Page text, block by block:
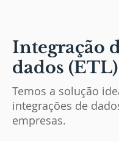
Integração
dados (ETL)
Temos a solução
integrações de
empresas.